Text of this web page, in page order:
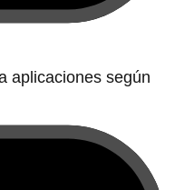
aplicaciones según